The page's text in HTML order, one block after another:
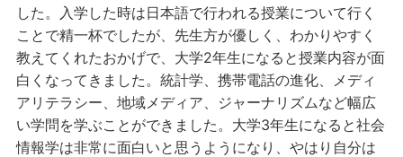
した。入学した時は日本語で行われる授業について行く
ことで精一杯でしたが、先生方が優しく、わかりやすく
教えてくれたおかげで、大学2年生になると授業内容が面
白くなってきました。統計学、携帯電話の進化、メディ
アリテラシー、地域メディア、ジャーナリズムなど幅広
い学問を学ぶことができました。大学3年生になると社会
情報学は非常に面白いと思うようになり、やはり自分は